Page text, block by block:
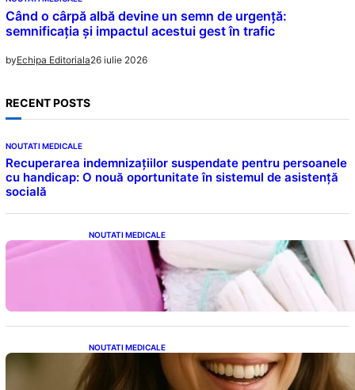
Când o cârpă albă devine un semn de urgență:
semnificația și impactul acestui gest în trafic
byEchipa Editoriala26 iulie 2026
RECENT POSTS
NOUTATI MEDICALE
Recuperarea indemnizațiilor suspendate pentru persoanele
cu handicap: O nouă oportunitate în sistemul de asistență
socială
NOUTATI MEDICALE
Tampoanele menstruale: O analiză profundă
a riscurilor legate de metale toxice
NOUTATI MEDICALE
Ceaiul – Băutura care protejează inima:
Descoperiri recente despre beneficiile